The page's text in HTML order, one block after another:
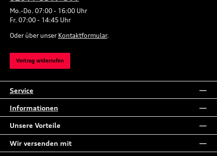
Mo.-Do. 07:00 - 16:00 Uhr
Fr. 07:00 - 14:45 Uhr
Oder über unser Kontaktformular.
Vertrag widerrufen
Service
Informationen
Unsere Vorteile
Wir versenden mit